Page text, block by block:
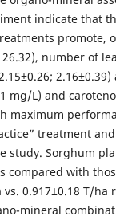
indicate that
promote,
number of
mg/L) and
maximum
treatment
study. Sorghum
compared with
0.917±0.18 T/ha
mineral